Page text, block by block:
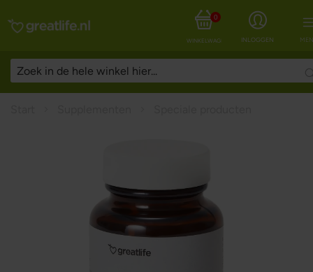
INLOGGEN
WINKELWAGEN
0